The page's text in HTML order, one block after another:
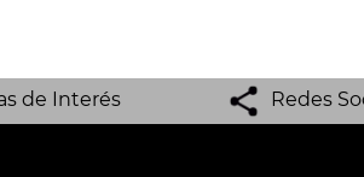
de Interés Redes